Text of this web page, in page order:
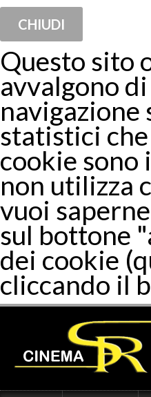
CHIUDI
Questo sito
avvalgono
navigazione
statistici
cookie sono
non utilizza
vuoi
sul bottone
dei cookie
cliccando il